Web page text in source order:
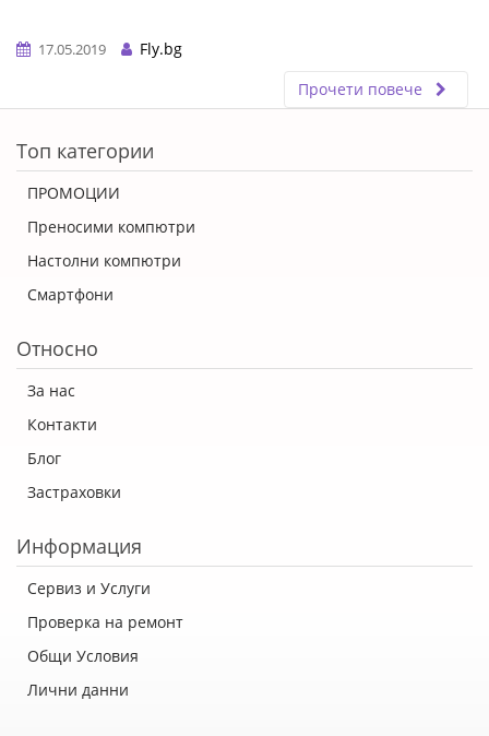
17.05.2019
Fly.bg
Прочети повече
Топ категории
ПРОМОЦИИ
Преносими компютри
Настолни компютри
Смартфони
Относно
За нас
Контакти
Блог
Застраховки
Информация
Сервиз и Услуги
Проверка на ремонт
Общи Условия
Лични данни